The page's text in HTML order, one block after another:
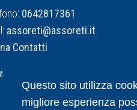
Questo sito utilizza
migliore esperienza
0642817361
assoreti@assoreti.it
Contatti
su Linkedin